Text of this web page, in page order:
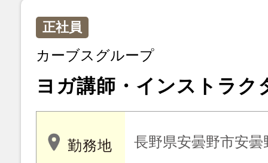
正社員
カーブスグループ
ヨガ講師・インストラク
勤務地 長野県安曇野市安